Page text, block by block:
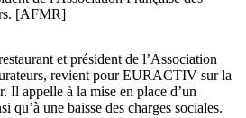
[AFMR]
et président de l’Association
revient pour EURACTIV sur la
Il appelle à la mise en place d’un
qu’à une baisse des charges sociales.